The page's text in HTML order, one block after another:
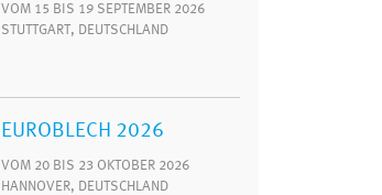
VOM 15 BIS 19 SEPTEMBER 2026
STUTTGART, DEUTSCHLAND
EUROBLECH 2026
VOM 20 BIS 23 OKTOBER 2026
HANNOVER, DEUTSCHLAND